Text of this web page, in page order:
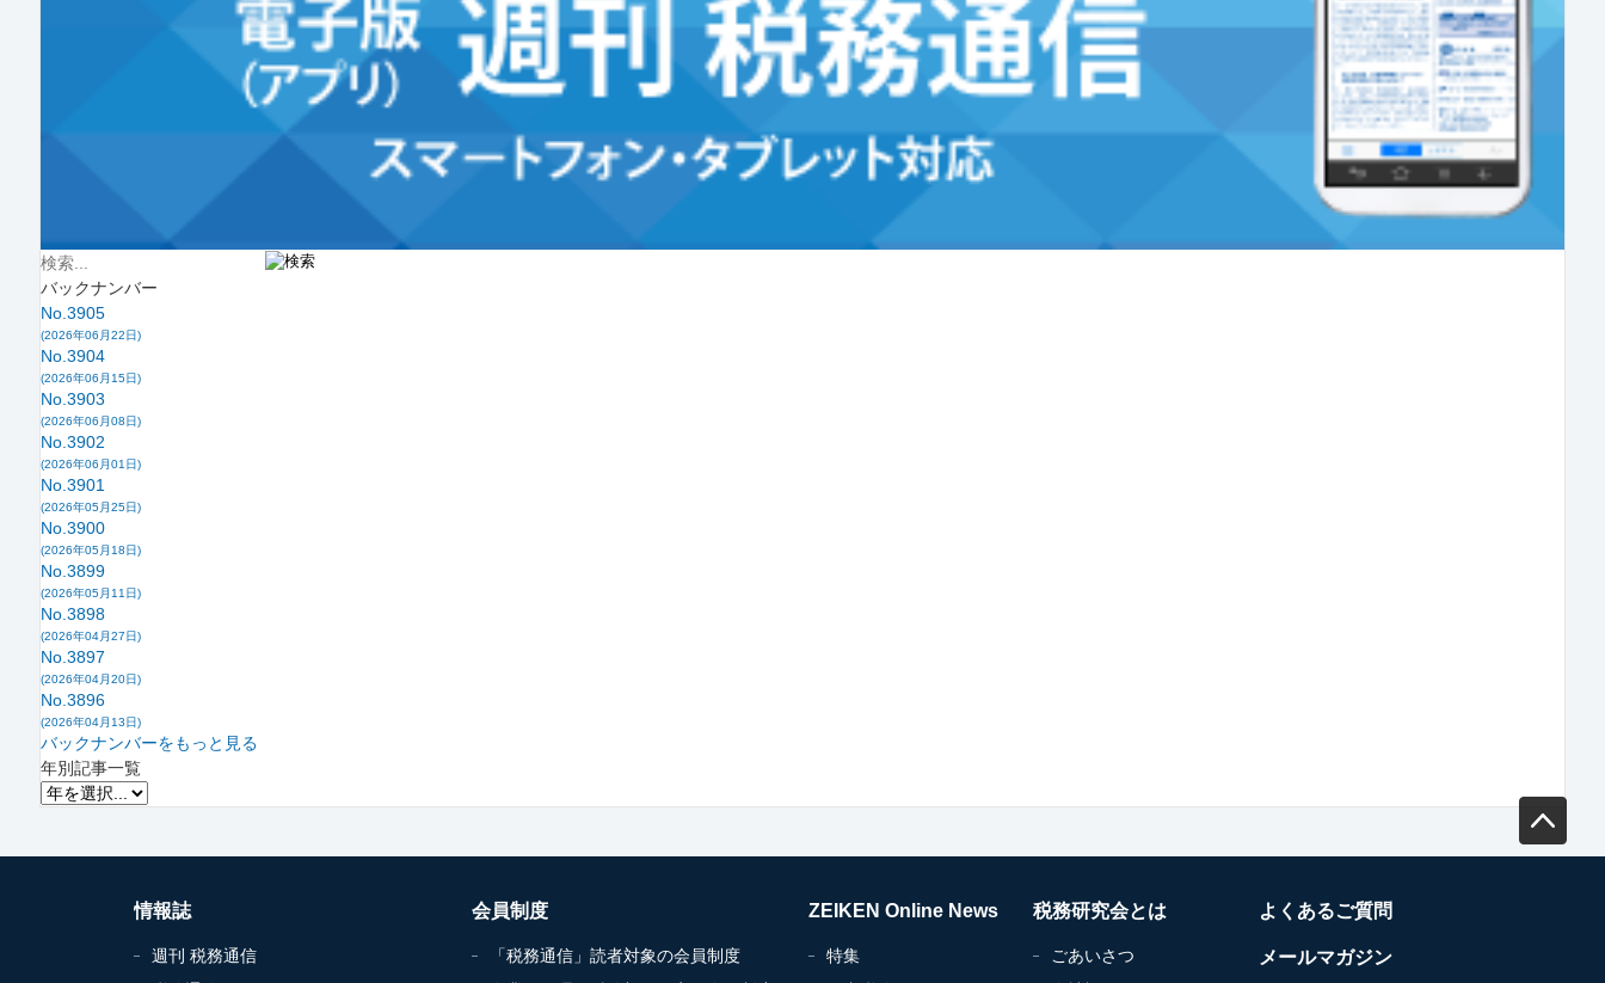
バックナンバー
No.3905
(2026年06月22日)
No.3904
(2026年06月15日)
No.3903
(2026年06月08日)
No.3902
(2026年06月01日)
No.3901
(2026年05月25日)
No.3900
(2026年05月18日)
No.3899
(2026年05月11日)
No.3898
(2026年04月27日)
No.3897
(2026年04月20日)
No.3896
(2026年04月13日)
バックナンバーをもっと見る
年別記事一覧
情報誌
週刊 税務通信
会員制度
「税務通信」読者対象の会員制度
ZEIKEN Online News
特集
税務研究会とは
ごあいさつ
よくあるご質問
メールマガジン